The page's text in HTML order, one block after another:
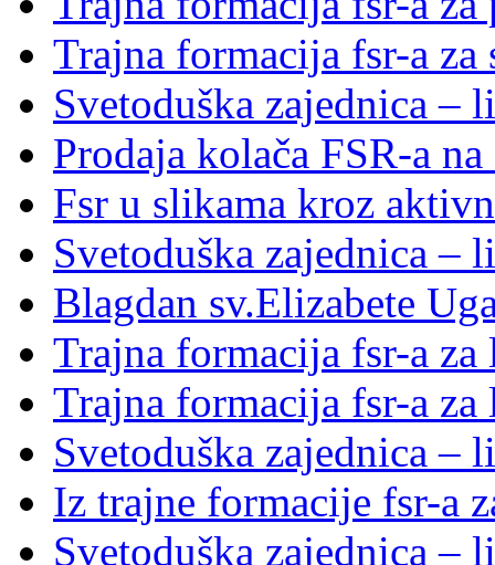
Trajna formacija fsr-a za
Svetoduška zajednica –
Prodaja kolača FSR-a
Fsr u slikama kroz
Svetoduška zajednica –
Blagdan sv.Elizabete
Trajna formacija fsr-a za
Trajna formacija fsr-a za
Svetoduška zajednica –
Iz trajne formacije fsr-a
Svetoduška zajednica –